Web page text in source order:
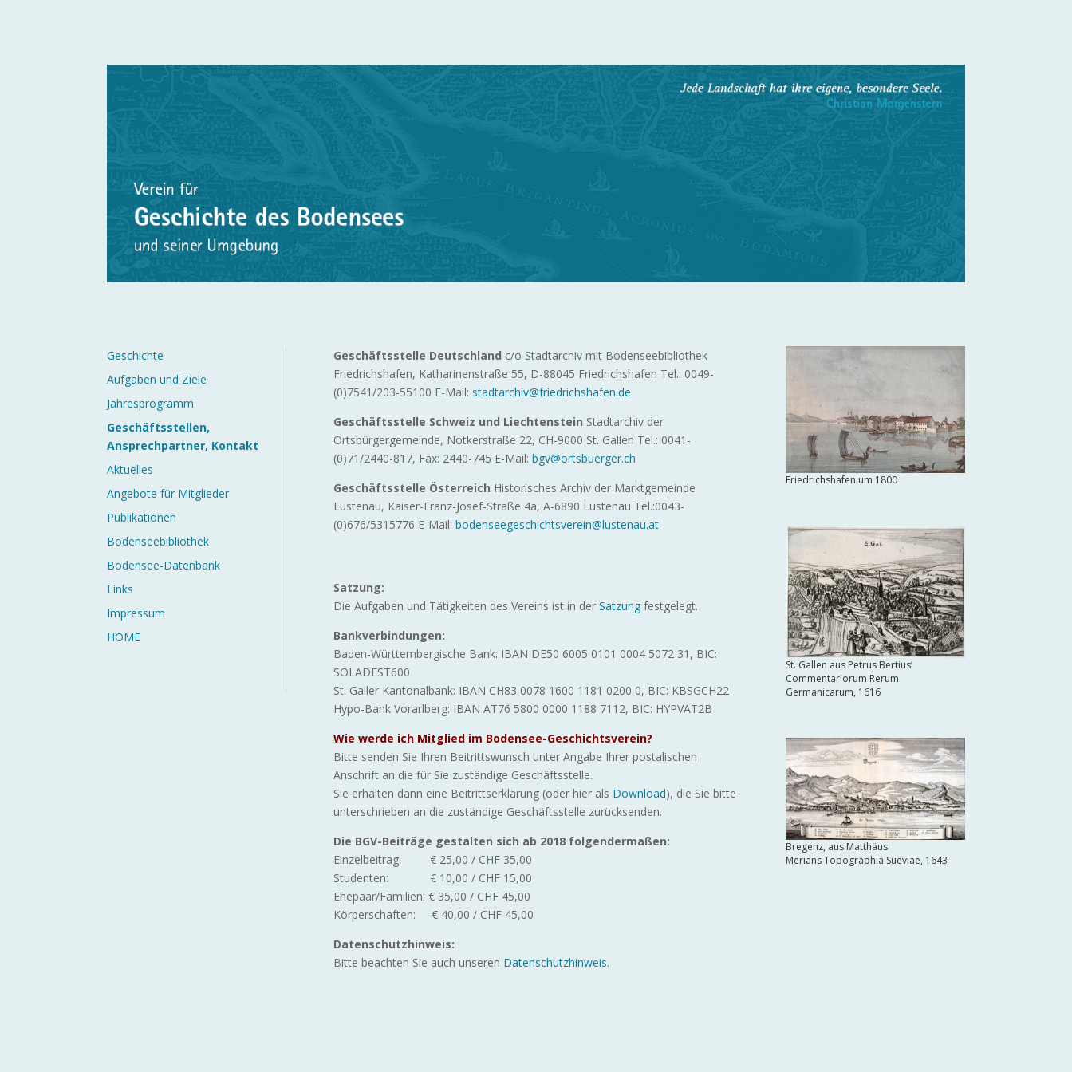
Geschichte
Aufgaben und Ziele
Jahresprogramm
Geschäftsstellen,
Ansprechpartner, Kontakt
Aktuelles
Angebote für Mitglieder
Publikationen
Bodenseebibliothek
Bodensee-Datenbank
Links
Impressum
HOME
Geschäftsstelle Deutschland c/o Stadtarchiv mit Bodenseebibliothek
Friedrichshafen, Katharinenstraße 55, D-88045 Friedrichshafen Tel.: 0049-
(0)7541/203-55100 E-Mail: stadtarchiv@friedrichshafen.de
Geschäftsstelle Schweiz und Liechtenstein Stadtarchiv der
Ortsbürgergemeinde, Notkerstraße 22, CH-9000 St. Gallen Tel.: 0041-
(0)71/2440-817, Fax: 2440-745 E-Mail: bgv@ortsbuerger.ch
Geschäftsstelle Österreich Historisches Archiv der Marktgemeinde
Lustenau, Kaiser-Franz-Josef-Straße 4a, A-6890 Lustenau Tel.:0043-
(0)676/5315776 E-Mail: bodenseegeschichtsverein@lustenau.at
Satzung:
Die Aufgaben und Tätigkeiten des Vereins ist in der Satzungfestgelegt.
Bankverbindungen:
Baden-Württembergische Bank: IBAN DE50 6005 0101 0004 5072 31, BIC:
SOLADEST600
St. Galler Kantonalbank: IBAN CH83 0078 1600 1181 0200 0, BIC: KBSGCH22
Hypo-Bank Vorarlberg: IBAN AT76 5800 0000 1188 7112, BIC: HYPVAT2B
Wie werde ich Mitglied im Bodensee-Geschichtsverein?
Bitte senden Sie Ihren Beitrittswunsch unter Angabe Ihrer postalischen
Anschrift an die für Sie zuständige Geschäftsstelle.
Sie erhalten dann eine Beitrittserklärung (oder hier als Download), die Sie bitte
unterschrieben an die zuständige Geschäftsstelle zurücksenden.
Die BGV-Beiträge gestalten sich ab 2018 folgendermaßen:
Einzelbeitrag: € 25,00 / CHF 35,00
Studenten: € 10,00 / CHF 15,00
Ehepaar/Familien: € 35,00 / CHF 45,00
Körperschaften: € 40,00 / CHF 45,00
Datenschutzhinweis:
Bitte beachten Sie auch unseren Datenschutzhinweis.
Friedrichshafen um 1800
St. Gallen aus Petrus Bertius‘
Commentariorum Rerum
Germanicarum, 1616
Bregenz, aus Matthäus
Merians Topographia Sueviae, 1643